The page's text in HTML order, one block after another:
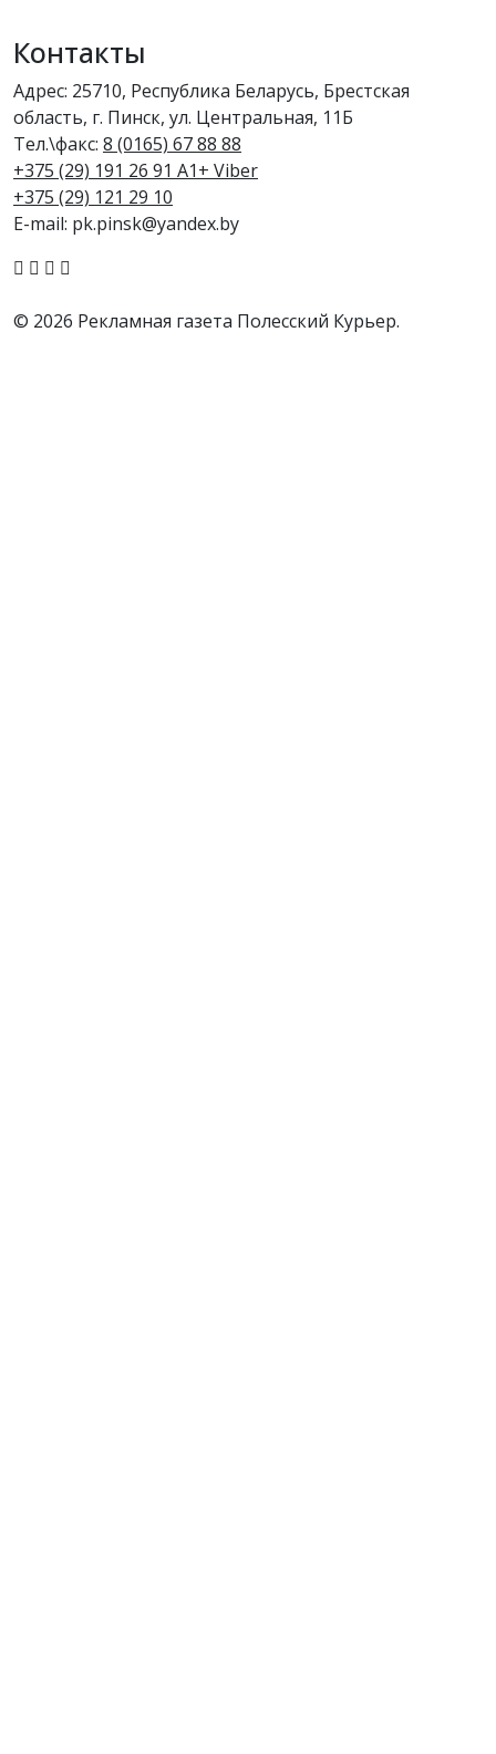
Контакты
Адрес: 25710, Республика Беларусь, Брестская
область, г. Пинск, ул. Центральная, 11Б
Тел.\факс: 8 (0165) 67 88 88
+375 (29) 191 26 91 A1+ Viber
+375 (29) 121 29 10
E-mail: pk.pinsk@yandex.by
© 2026 Рекламная газета Полесский Курьер.